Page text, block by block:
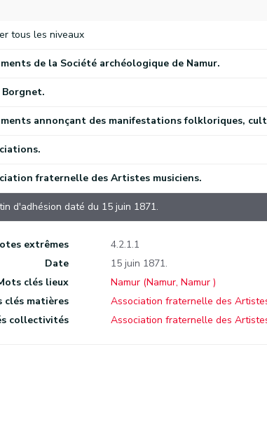
tous les niveaux
de la Société archéologique de Namur.
Borgnet.
annonçant des manifestations folkloriques,
fraternelle des Artistes musiciens.
d'adhésion daté du 15 juin 1871.
extrêmes
4.2.1.1
Date
15 juin 1871.
clés lieux
Namur (Namur, Namur )
clés matières
Association fraternelle des
collectivités
Association fraternelle des